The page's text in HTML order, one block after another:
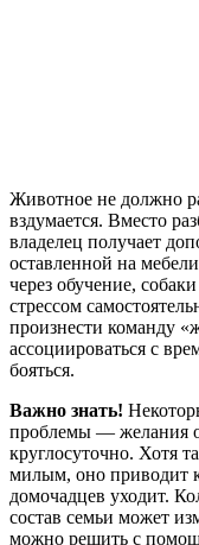
Животное не должно
вздумается. Вместо
владелец получает
оставленной на
через обучение,
стрессом
произнести команду
ассоциироваться с
бояться.
Важно знать!
проблемы — желания
круглосуточно. Хотя
милым, оно приводит
домочадцев уходит.
состав семьи может
можно решить с